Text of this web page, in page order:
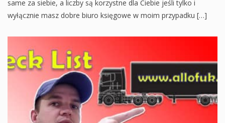
same za siebie, a liczby są korzystne dla Ciebie jeśli tylko i
wyłącznie masz dobre biuro księgowe w moim przypadku […]